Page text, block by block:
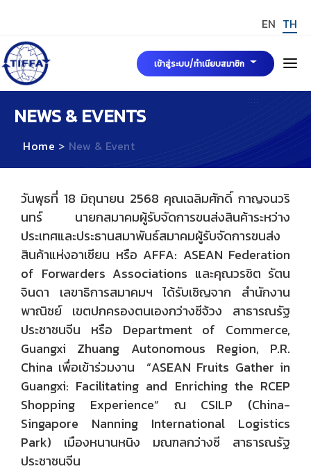
EN TH
หน้าแรก
เกี่ยวกับเรา
ข่าวสารและกิจกรรม
มาตรฐาน TIFFA Mark
การขอรับรองมาตรฐาน TIFFA MARK
TIFFA MARK
สมัครสมาชิกสมาคมฯ
กฎระเบียบ พระราชบัญญัติและบทความที่เกี่ยวข้อง
วารสารสมาคมฯ
ลิงค์เว็บไซต์
ติดต่อเรา
เข้าสู่ระบบ/ทำเนียบสมาชิก
NEWS & EVENTS
Home New & Event
วันพุธที่ 18 มิถุนายน 2568 คุณเฉลิมศักดิ์ กาญจนวริ
นทร์ นายกสมาคมผู้รับจัดการขนส่งสินค้าระหว่าง
ประเทศและประธานสมาพันธ์สมาคมผู้รับจัดการขนส่ง
สินค้าแห่งอาเซียน หรือ AFFA: ASEAN Federation
of Forwarders Associations และคุณวรชิต รัตน
จินดา เลขาธิการสมาคมฯ ได้รับเชิญจาก สำนักงาน
พาณิชย์ เขตปกครองตนเองกว่างซีจ้วง สาธารณรัฐ
ประชาชนจีน หรือ Department of Commerce,
Guangxi Zhuang Autonomous Region, P.R.
China เพื่อเข้าร่วมงาน “ASEAN Fruits Gather in
Guangxi: Facilitating and Enriching the RCEP
Shopping Experience” ณ CSILP (China-
Singapore Nanning International Logistics
Park) เมืองหนานหนิง มณฑลกว่างซี สาธารณรัฐ
ประชาชนจีน